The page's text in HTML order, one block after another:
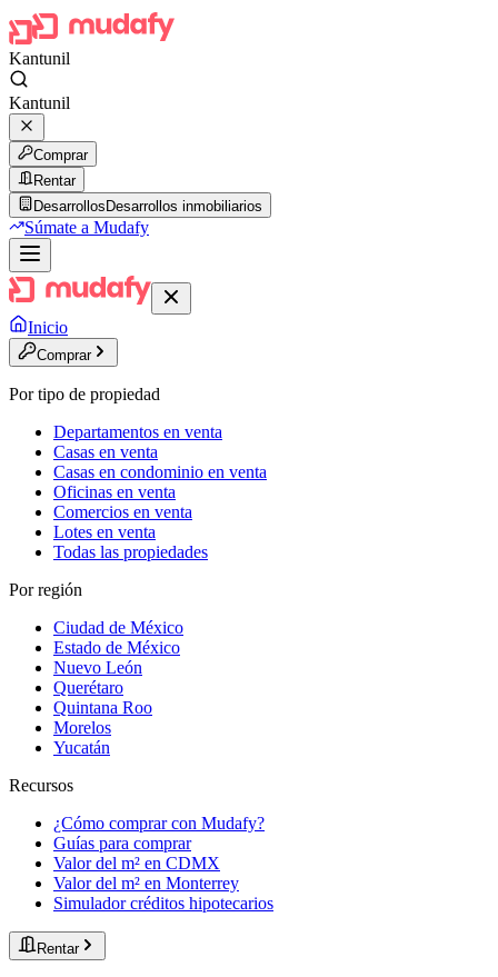
Kantunil
Kantunil
Comprar
Rentar
Desarrollos Desarrollos inmobiliarios
Súmate a Mudafy
Inicio
Comprar
Por tipo de propiedad
Departamentos en venta
Casas en venta
Casas en condominio en venta
Oficinas en venta
Comercios en venta
Lotes en venta
Todas las propiedades
Por región
Ciudad de México
Estado de México
Nuevo León
Querétaro
Quintana Roo
Morelos
Yucatán
Recursos
¿Cómo comprar con Mudafy?
Guías para comprar
Valor del m² en CDMX
Valor del m² en Monterrey
Simulador créditos hipotecarios
Rentar